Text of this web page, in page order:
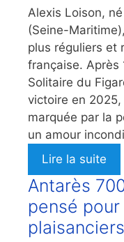
Alexis Loison,
(Seine-
plus réguliers et
française. Après
Solitaire du
victoire en
marquée par la
un amour
Lire la suite
Antarès
pensé
plaisanciers